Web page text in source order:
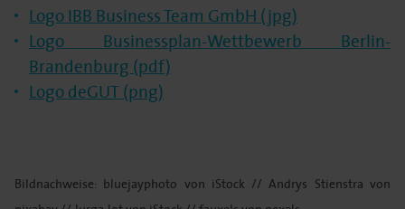
Logo IBB Business Team GmbH (jpg)
Logo Businessplan-Wettbewerb Berlin-
Brandenburg (pdf)
Logo deGUT (png)
Bildnachweise: bluejayphoto von iStock // Andrys Stienstra von